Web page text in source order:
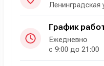
График
Ежедневно
с 9:00 до 21:00